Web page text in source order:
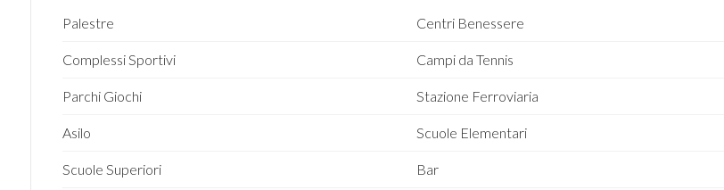
Palestre Centri Benessere
Complessi Sportivi Campi da Tennis
Parchi Giochi Stazione Ferroviaria
Asilo Scuole Elementari
Scuole Superiori Bar
opzioni
multiscelta
Posto auto/Box